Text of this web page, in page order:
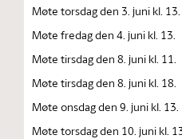
Møte torsdag den 3. juni kl. 13.
Møte fredag den 4. juni kl. 13.
Møte tirsdag den 8. juni kl. 11.
Møte tirsdag den 8. juni kl. 18.
Møte onsdag den 9. juni kl. 13.
Møte torsdag den 10. juni kl.